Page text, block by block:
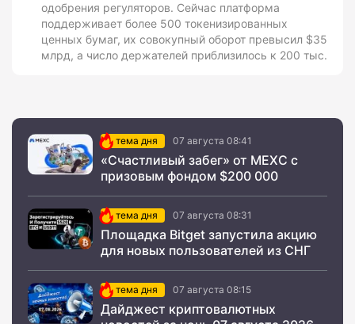
одобрения регуляторов. Сейчас платформа
поддерживает более 500 токенизированных
ценных бумаг, их совокупный оборот превысил $35
млрд, а число держателей приблизилось к 200 тыс.
тема дня 07 августа 08:41
«Счастливый забег» от MEXC с
призовым фондом $200 000
тема дня 07 августа 08:31
Площадка Bitget запустила акцию
для новых пользователей из СНГ
тема дня 07 августа 08:15
Дайджест криптовалютных